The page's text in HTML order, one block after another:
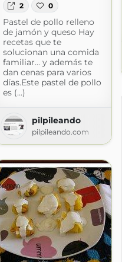
2 0
Pastel de pollo relleno
de jamón y queso Hay
recetas que te
solucionan una comida
familiar… y además te
dan cenas para varios
días.Este pastel de pollo
es (...)
pilpileando
pilpileando.com